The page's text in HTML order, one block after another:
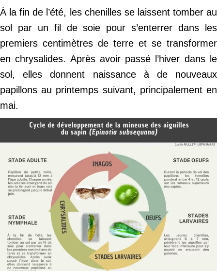
À la fin de l’été, les chenilles se laissent tomber au
sol par un fil de soie pour s’enterrer dans les
premiers centimètres de terre et se transformer
en chrysalides. Après avoir passé l’hiver dans le
sol, elles donnent naissance à de nouveaux
papillons au printemps suivant, principalement en
mai.